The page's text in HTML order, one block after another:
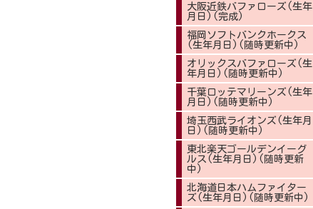
大阪近鉄バファローズ(生年
月日)(完成)
福岡ソフトバンクホークス
(生年月日)(随時更新中)
オリックスバファローズ(生
年月日)(随時更新中)
千葉ロッテマリーンズ(生年
月日)(随時更新中)
埼玉西武ライオンズ(生年月
日)(随時更新中)
東北楽天ゴールデンイーグ
ルス(生年月日)(随時更新
中)
北海道日本ハムファイター
ズ(生年月日)(随時更新中)